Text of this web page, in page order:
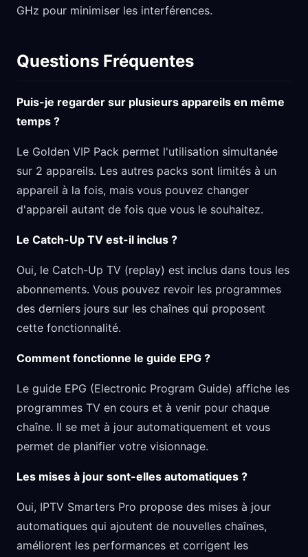
GHz pour minimiser les interférences.
Questions Fréquentes
Puis-je regarder sur plusieurs appareils en même
temps ?
Le Golden VIP Pack permet l'utilisation simultanée
sur 2 appareils. Les autres packs sont limités à un
appareil à la fois, mais vous pouvez changer
d'appareil autant de fois que vous le souhaitez.
Le Catch-Up TV est-il inclus ?
Oui, le Catch-Up TV (replay) est inclus dans tous les
abonnements. Vous pouvez revoir les programmes
des derniers jours sur les chaînes qui proposent
cette fonctionnalité.
Comment fonctionne le guide EPG ?
Le guide EPG (Electronic Program Guide) affiche les
programmes TV en cours et à venir pour chaque
chaîne. Il se met à jour automatiquement et vous
permet de planifier votre visionnage.
Les mises à jour sont-elles automatiques ?
Oui, IPTV Smarters Pro propose des mises à jour
automatiques qui ajoutent de nouvelles chaînes,
améliorent les performances et corrigent les